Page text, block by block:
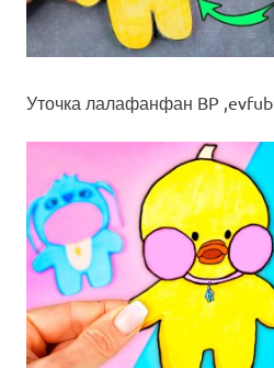
Уточка лалафанфан BP ,evfub